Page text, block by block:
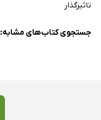
تاثیرگذار
جستجوی کتاب‌های مشابه: